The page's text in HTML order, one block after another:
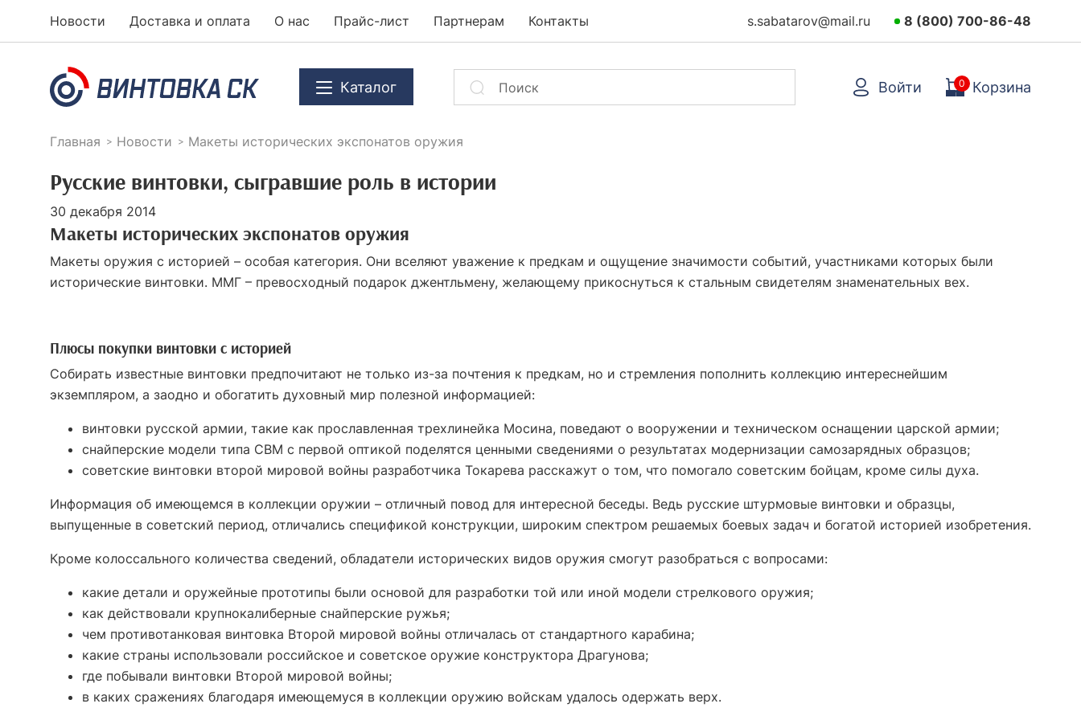
Новости Доставка и оплата О нас Прайс-лист Партнерам Контакты s.sabatarov@mail.ru 8 (800) 700-86-48
Каталог Войти Корзина
0
Главная Новости Макеты исторических экспонатов оружия
Русские винтовки, сыгравшие роль в истории
30 декабря 2014
Макеты исторических экспонатов оружия
Макеты оружия с историей – особая категория. Они вселяют уважение к предкам и ощущение значимости событий, участниками которых были
исторические винтовки. ММГ – превосходный подарок джентльмену, желающему прикоснуться к стальным свидетелям знаменательных вех.
Плюсы покупки винтовки с историей
Собирать известные винтовки предпочитают не только из-за почтения к предкам, но и стремления пополнить коллекцию интереснейшим
экземпляром, а заодно и обогатить духовный мир полезной информацией:
винтовки русской армии, такие как прославленная трехлинейка Мосина, поведают о вооружении и техническом оснащении царской армии;
снайперские модели типа СВМ с первой оптикой поделятся ценными сведениями о результатах модернизации самозарядных образцов;
советские винтовки второй мировой войны разработчика Токарева расскажут о том, что помогало советским бойцам, кроме силы духа.
Информация об имеющемся в коллекции оружии – отличный повод для интересной беседы. Ведь русские штурмовые винтовки и образцы,
выпущенные в советский период, отличались спецификой конструкции, широким спектром решаемых боевых задач и богатой историей изобретения.
Кроме колоссального количества сведений, обладатели исторических видов оружия смогут разобраться с вопросами:
какие детали и оружейные прототипы были основой для разработки той или иной модели стрелкового оружия;
как действовали крупнокалиберные снайперские ружья;
чем противотанковая винтовка Второй мировой войны отличалась от стандартного карабина;
какие страны использовали российское и советское оружие конструктора Драгунова;
где побывали винтовки Второй мировой войны;
в каких сражениях благодаря имеющемуся в коллекции оружию войскам удалось одержать верх.